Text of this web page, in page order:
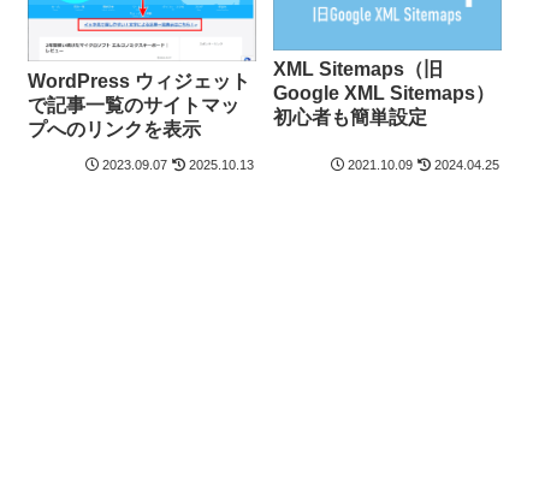
WordPress ウィジェット
で記事一覧のサイトマッ
プへのリンクを表示
2023.09.07 2025.10.13
XML Sitemaps（旧
Google XML Sitemaps）
初心者も簡単設定
2021.10.09 2024.04.25